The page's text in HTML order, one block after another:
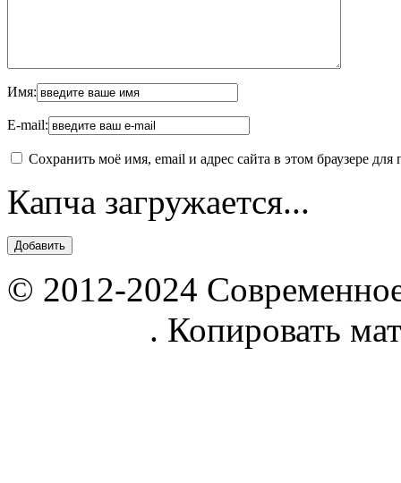
Имя:
E-mail:
Сохранить моё имя, email и адрес сайта в этом браузере
Капча загружается...
© 2012-2024
. Копировать